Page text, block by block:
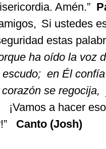
Amén.”
Si ustedes
estas
ha oído la voz
escudo; en Él confía
corazón se regocija,
¡Vamos a hacer eso
!” Canto (Josh)